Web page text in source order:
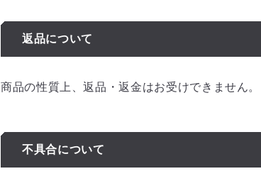
返品について
商品の性質上、返品・返金はお受けできません。
不具合について